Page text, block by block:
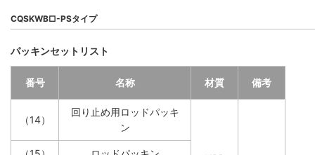
CQSKWB□-PSタイプ
パッキンセットリスト
番号 名称 材質 備考
（14）
回り止め用ロッドパッキ
ン